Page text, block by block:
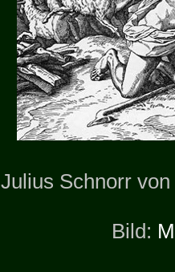
Julius Schnorr
Bild: